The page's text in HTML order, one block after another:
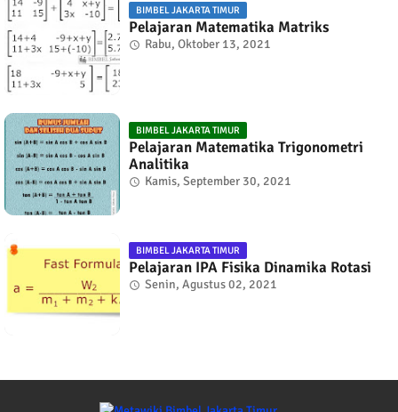
BIMBEL JAKARTA TIMUR
Pelajaran Matematika Matriks
Rabu, Oktober 13, 2021
BIMBEL JAKARTA TIMUR
Pelajaran Matematika Trigonometri
Analitika
Kamis, September 30, 2021
BIMBEL JAKARTA TIMUR
Pelajaran IPA Fisika Dinamika Rotasi
Senin, Agustus 02, 2021